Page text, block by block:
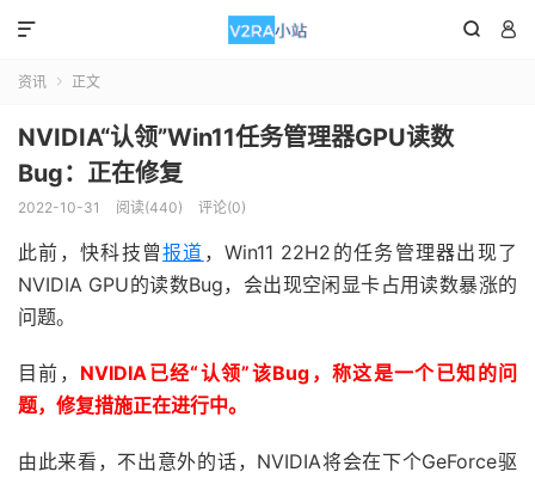
 

资讯  正文
NVIDIA“认领”Win11任务管理器GPU读数
Bug：正在修复
2022-10-31 阅读(440) 评论(0)
此前，快科技曾报道 ，Win11 22H2的任务管理器出现了
NVIDIA GPU的读数Bug，会出现空闲显卡占用读数暴涨的
问题。
目前， NVIDIA已经“认领”该Bug，称这是一个已知的问
题，修复措施正在进行中。
由此来看，不出意外的话，NVIDIA将会在下个GeForce驱